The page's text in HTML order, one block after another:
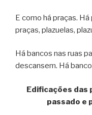
E como há praças.
praças, plazuelas,
Há bancos nas ruas
descansem. Há
Edificações das
passado e